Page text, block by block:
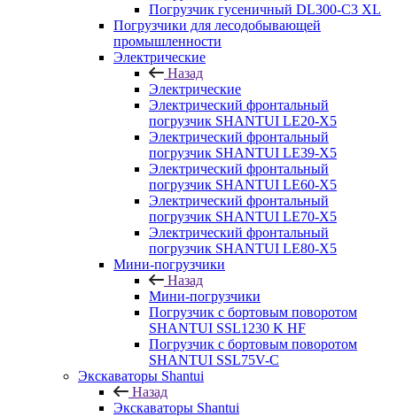
Погрузчик гусеничный DL300-C3 XL
Погрузчики для лесодобывающей
промышленности
Электрические
Назад
Электрические
Электрический фронтальный
погрузчик SHANTUI LE20-X5
Электрический фронтальный
погрузчик SHANTUI LE39-X5
Электрический фронтальный
погрузчик SHANTUI LE60-X5
Электрический фронтальный
погрузчик SHANTUI LE70-X5
Электрический фронтальный
погрузчик SHANTUI LE80-X5
Мини-погрузчики
Назад
Мини-погрузчики
Погрузчик с бортовым поворотом
SHANTUI SSL1230 K HF
Погрузчик с бортовым поворотом
SHANTUI SSL75V-C
Экскаваторы Shantui
Назад
Экскаваторы Shantui